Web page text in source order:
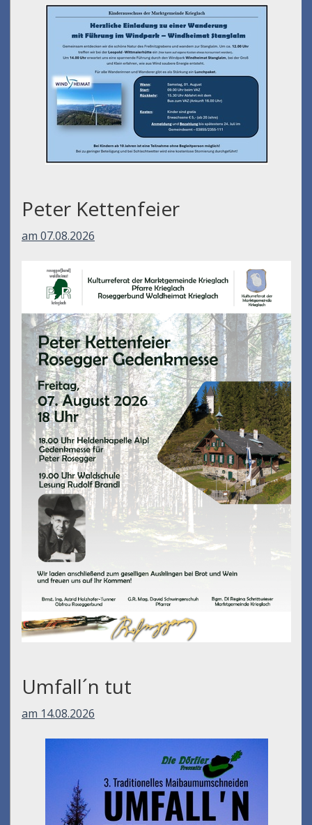
Peter Kettenfeier
am 07.08.2026
Umfall´n tut
am 14.08.2026